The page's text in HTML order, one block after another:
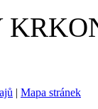
| Mapa stránek